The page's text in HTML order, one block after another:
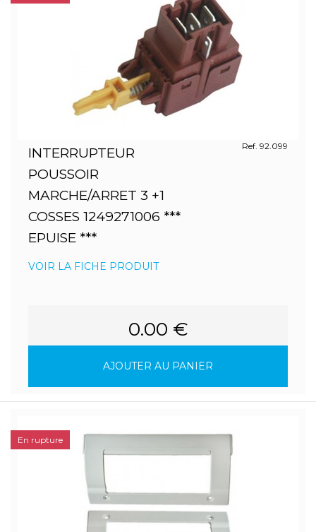
INTERRUPTEUR
POUSSOIR
MARCHE/ARRET 3 +1
COSSES 1249271006 ***
EPUISE ***
Ref. 92.099
VOIR LA FICHE PRODUIT
0.00 €
AJOUTER AU PANIER
En rupture